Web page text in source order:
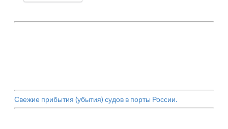
Свежие прибытия (убытия) судов в порты России.